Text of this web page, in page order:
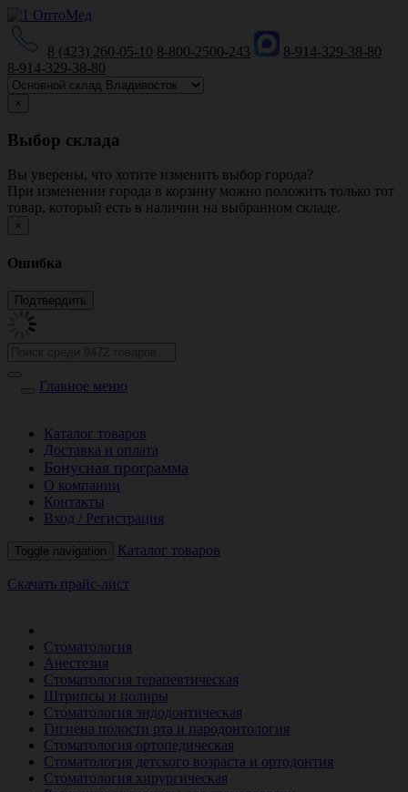
8 (423) 260-05-10 8-800-2500-243
8-914-329-38-80
8-914-329-38-80
×
Выбор склада
Вы уверены, что хотите изменить выбор города?
При изменении города в корзину можно положить только тот
товар, который есть в наличии на выбранном складе.
×
Ошибка
Главное меню
Каталог товаров
Доставка и оплата
Бонусная программа
О компании
Контакты
Вход / Регистрация
Toggle navigation Каталог товаров
Скачать прайс-лист
Стоматология
Анестезия
Стоматология терапевтическая
Штрипсы и полиры
Стоматология эндодонтическая
Гигиена полости рта и пародонтология
Стоматология ортопедическая
Стоматология детского возраста и ортодонтия
Стоматология хирургическая